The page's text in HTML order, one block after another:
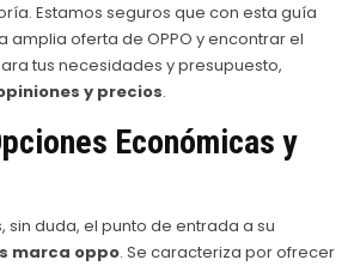
Estamos seguros que con esta guía
amplia oferta de OPPO y encontrar el
tus necesidades y presupuesto,
y precios.
Económicas y
sin duda, el punto de entrada a su
marca oppo. Se caracteriza por ofrecer